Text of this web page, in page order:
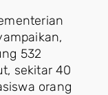
532
sekitar 40
orang